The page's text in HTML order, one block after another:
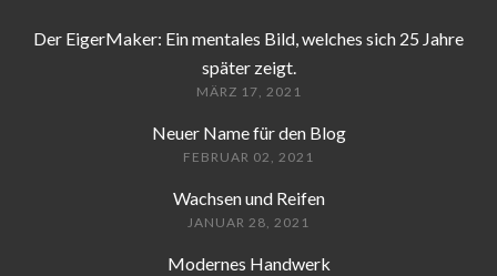
Der EigerMaker: Ein mentales Bild, welches sich 25 Jahre
später zeigt.
MÄRZ 17, 2021
Neuer Name für den Blog
FEBRUAR 02, 2021
Wachsen und Reifen
JANUAR 28, 2021
Modernes Handwerk